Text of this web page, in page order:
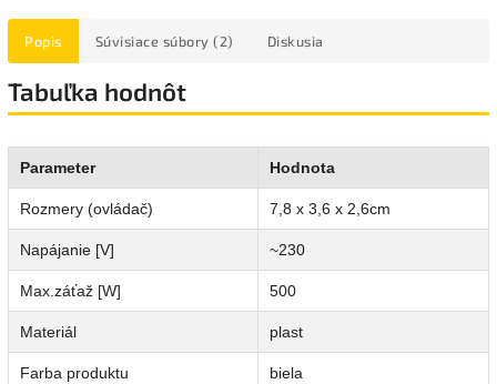
Popis Súvisiace súbory (2) Diskusia
Tabuľka hodnôt
Parameter Hodnota
Rozmery (ovládač) 7,8 x 3,6 x 2,6cm
Napájanie [V] ~230
Max.záťaž [W] 500
Materiál plast
Farba produktu biela